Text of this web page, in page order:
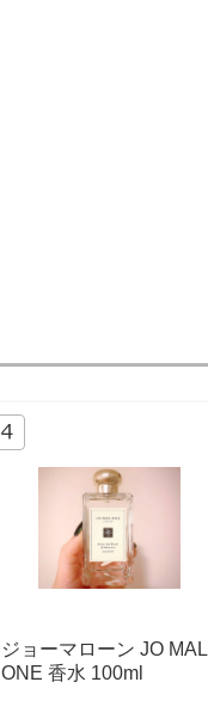
ジョーマローン JO MAL
ONE 香水 100ml